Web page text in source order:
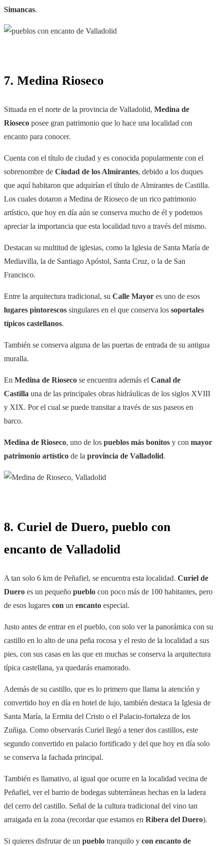
Simancas.
7. Medina Rioseco
Situada en el norte de la provincia de Valladolid, Medina de
Rioseco posee gran patrimonio que lo hace una localidad con
encanto para conocer.
Cuenta con el título de ciudad y es conocida popularmente con el
sobrenombre de Ciudad de los Almirantes, debido a los duques
que aquí habitaron que adquirían el título de Almirantes de Castilla.
Los cuales dotaron a Medina de Rioseco de un rico patrimonio
artístico, que hoy en día aún se conserva mucho de él y podemos
apreciar la importancia que esta localidad tuvo a través del mismo.
Destacan su multitud de iglesias, como la Iglesia de Santa María de
Mediavilla, la de Santiago Apóstol, Santa Cruz, o la de San
Francisco.
Entre la arquitectura tradicional, su Calle Mayor es uno de esos
lugares pintorescos singulares en el que conserva los soportales
típicos castellanos.
También se conserva alguna de las puertas de entrada de su antigua
muralla.
En Medina de Rioseco se encuentra además el Canal de
Castilla una de las principales obras hidráulicas de los siglos XVIII
y XIX. Por el cual se puede transitar a través de sus paseos en
barco.
Medina de Rioseco, uno de los pueblos más bonitos y con mayor
patrimonio artístico de la provincia de Valladolid.
8. Curiel de Duero, pueblo con
encanto de Valladolid
A tan solo 6 km de Peñafiel, se encuentra esta localidad. Curiel de
Duero es un pequeño pueblo con poco más de 100 habitantes, pero
de esos lugares con un encanto especial.
Justo antes de entrar en el pueblo, con solo ver la panorámica con su
castillo en lo alto de una peña rocosa y el resto de la localidad a sus
pies, con sus casas en las que en muchas se conserva la arquitectura
típica castellana, ya quedarás enamorado.
Además de su castillo, que es lo primero que llama la atención y
convertido hoy en día en hotel de lujo, también destaca la Iglesia de
Santa María, la Ermita del Cristo o el Palacio-fortaleza de los
Zuñiga. Como observarás Curiel llegó a tener dos castillos, este
segundo convertido en palacio fortificado y del que hoy en día solo
se conserva la fachada principal.
También es llamativo, al igual que ocurre en la localidad vecina de
Peñafiel, ver el barrio de bodegas subterráneas hechas en la ladera
del cerro del castillo. Señal de la cultura tradicional del vino tan
arraigada en la zona (recordar que estamos en Ribera del Duero).
Si quieres disfrutar de un pueblo tranquilo y con encanto de